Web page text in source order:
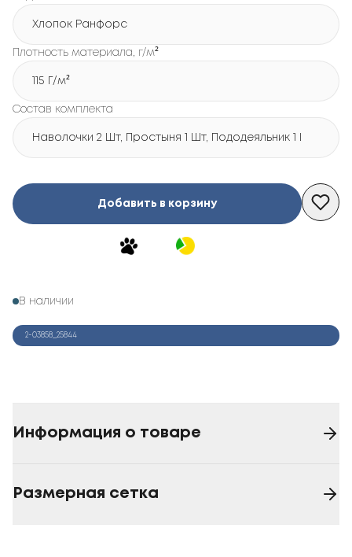
Хлопок Ранфорс
Плотность материала, г/м²
115 Г/м²
Состав комплекта
Наволочки 2 Шт, Простыня 1 Шт, Пододеяльник 1 Шт
Добавить в корзину
В наличии
2-03858_25844
Информация о товаре
Размерная сетка